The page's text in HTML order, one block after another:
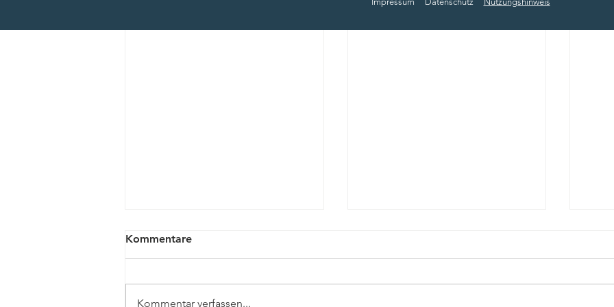
FARMER DRAGONS Kagel –
Kommentare
Kommentar verfassen...